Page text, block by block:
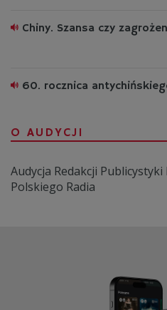
Chiny. Szansa czy
60. rocznica
O AUDYCJI
Audycja Redakcji
Polskiego Radia